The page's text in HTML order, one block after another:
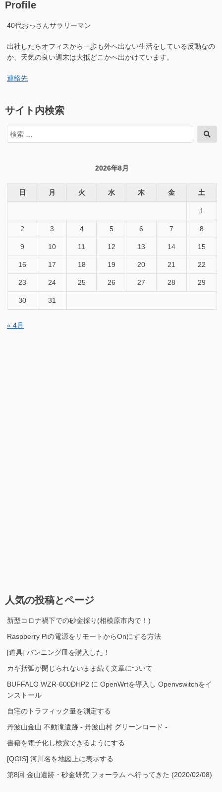
Profile
40代おっさんサラリーマン
出社したらオフィスから一歩も外へ出ない生活をしている反動なの
か、天気の良い週末は大抵どこかへ出かけています。
連絡先
サイト内検索
検
索
索
2026年8月
日 月 火 水 木 金 土
1
2 3 4 5 6 7 8
9 10 11 12 13 14 15
16 17 18 19 20 21 22
23 24 25 26 27 28 29
30 31
« 4月
人気の投稿とページ
新型コロナ禍下での砂金採り(相模原市内で！)
Raspberry Piの電源をリモートからOnにする方法
[道具] パンニング皿を購入した！
カギ括弧が閉じられないまま続く文章について
BUFFALO WZR-600DHP2 に OpenWrtを導入し Openvswitchをイ
ンストール
自宅のトラフィック量を測定する
丹波山金山 不動滝遺跡 - 丹波山村 グリーンロード -
書籍を電子化し検索できるようにする
[QGIS] 河川名を地図上に表示する
第8回 金山遺跡・砂金研究 フォーラム へ行ってきた (2020/02/08)